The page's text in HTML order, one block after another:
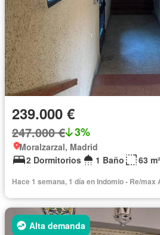
239.000 €
247.000 € 3%
Moralzarzal, Madrid
2 Dormitorios
1 Baño 63 m²
Hace 1 semana, 1 día en Indomio - Re/max
Alta demanda